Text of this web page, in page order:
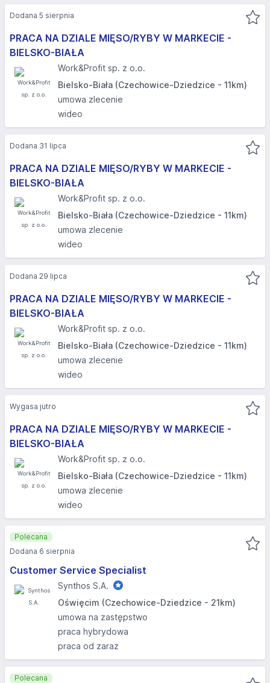
PRACA NA DZIALE MIĘSO/RYBY W MARKECIE -
BIELSKO-BIAŁA​
Work&Profit sp. z o.o.
Bielsko-Biała (Czechowice-Dziedzice - 11km)
umowa zlecenie
wideo
Dodana 5 sierpnia
PRACA NA DZIALE MIĘSO/RYBY W MARKECIE -
BIELSKO-BIAŁA​
Work&Profit sp. z o.o.
Bielsko-Biała (Czechowice-Dziedzice - 11km)
umowa zlecenie
wideo
Dodana 31 lipca
PRACA NA DZIALE MIĘSO/RYBY W MARKECIE -
BIELSKO-BIAŁA​
Work&Profit sp. z o.o.
Bielsko-Biała (Czechowice-Dziedzice - 11km)
umowa zlecenie
wideo
Dodana 29 lipca
PRACA NA DZIALE MIĘSO/RYBY W MARKECIE -
BIELSKO-BIAŁA​
Work&Profit sp. z o.o.
Bielsko-Biała (Czechowice-Dziedzice - 11km)
umowa zlecenie
wideo
Wygasa jutro
Customer Service Specialist
Synthos S.A.
Oświęcim (Czechowice-Dziedzice - 21km)
umowa na zastępstwo
praca hybrydowa
praca od zaraz
Polecana
Dodana 6 sierpnia
Polecana